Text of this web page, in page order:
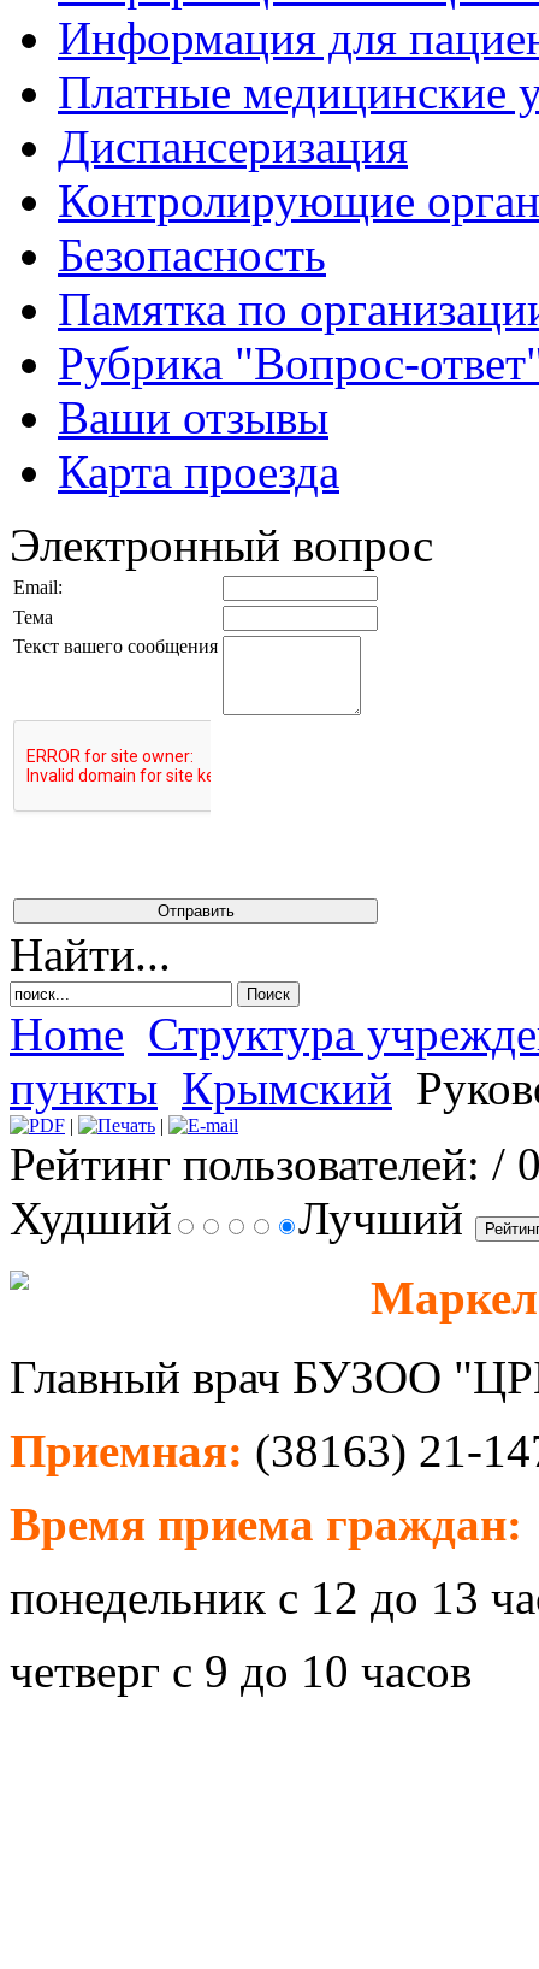
Информация для
Платные медицинские
Диспансеризация
Контролирующие
Безопасность
Памятка по
Рубрика "Вопрос-
Ваши отзывы
Карта проезда
Электронный вопрос
Email:
Тема
Текст вашего сообщения
Найти...
Home Структура
пункты Крымский
| |
Рейтинг пользователей: /
Худший
Лучший
Главный врач БУЗОО
Приемная: (38163) 21-
Время приема граждан:
понедельник с 12 до 13
четверг с 9 до 10 часов